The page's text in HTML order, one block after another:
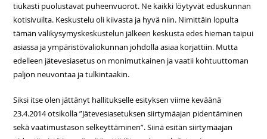
tiukasti puolustavat puheenvuorot. Ne kaikki löytyvät eduskunnan
kotisivuilta. Keskustelu oli kiivasta ja hyvä niin. Nimittäin lopulta
tämän välikysymyskeskustelun jälkeen keskusta edes hieman taipui
asiassa ja ympäristövaliokunnan johdolla asiaa korjattiin. Mutta
edelleen jätevesiasetus on monimutkainen ja vaatii kohtuuttoman
paljon neuvontaa ja tulkintaakin.
Siksi itse olen jättänyt hallitukselle esityksen viime keväänä
23.4.2014 otsikolla ”Jätevesiasetuksen siirtymäajan pidentäminen
sekä vaatimustason selkeyttäminen”. Siinä esitän siirtymäajan